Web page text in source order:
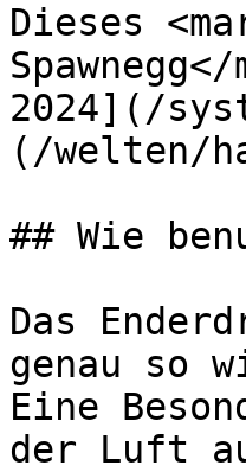
Dieses
2024](/
(/welten/
## Wie
Das
genau so
Eine
der Luft